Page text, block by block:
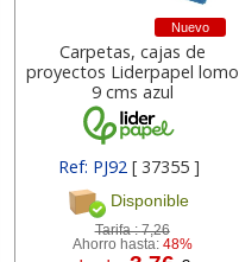
Nuevo
Carpetas, cajas de
proyectos Liderpapel lomo
9 cms azul
Ref: PJ92 [ 37355 ]
Disponible
Tarifa :7,26
Ahorro hasta: 48%